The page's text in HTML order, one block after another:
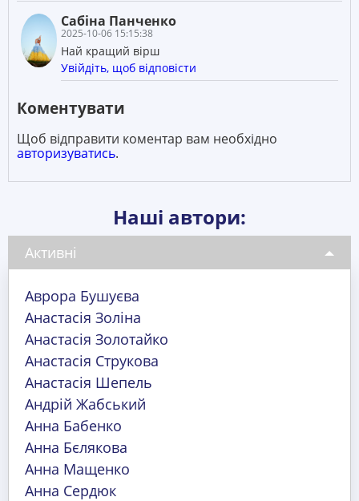
Сабіна Панченко
2025-10-06 15:15:38
Най кращий вірш
Увійдіть, щоб відповісти
Коментувати
Щоб відправити коментар вам необхідно
авторизуватись.
Наші автори:
Активні
Аврора Бушуєва
Анастасія Золіна
Анастасія Золотайко
Анастасія Струкова
Анастасія Шепель
Андрій Жабський
Анна Бабенко
Анна Бєлякова
Анна Мащенко
Анна Сердюк